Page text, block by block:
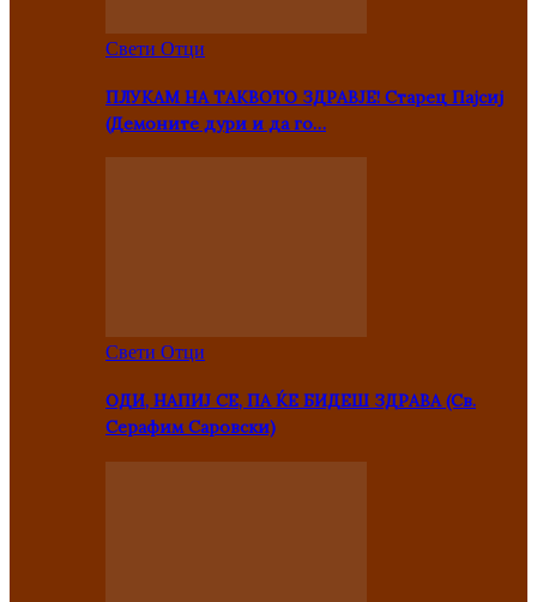
Свети Отци
ПЛУКАМ НА ТАКВОТО ЗДРАВЈЕ! Старец Пајсиј
(Демоните дури и да го…
Свети Отци
ОДИ, НАПИЈ СЕ, ПА ЌЕ БИДЕШ ЗДРАВА (Св.
Серафим Саровски)